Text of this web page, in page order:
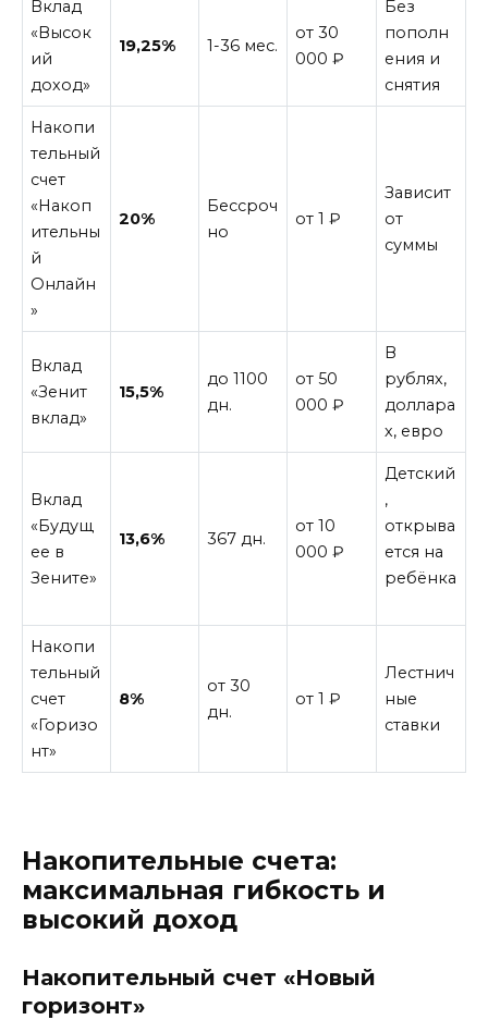
Вклад
«Высок
ий
доход»
19,25% 1-36 мес.
от 30
000 ₽
Без
пополн
ения и
снятия
Накопи
тельный
счет
«Накоп
ительны
й
Онлайн
»
20%
Бессроч
но
от 1 ₽
Зависит
от
суммы
Вклад
«Зенит
вклад»
15,5%
до 1100
дн.
от 50
000 ₽
В
рублях,
доллара
х, евро
Вклад
«Будущ
ее в
Зените»
13,6% 367 дн.
от 10
000 ₽
Детский
,
открыва
ется на
ребёнка
Накопи
тельный
счет
«Горизо
нт»
8%
от 30
дн.
от 1 ₽
Лестнич
ные
ставки
Накопительные счета:
максимальная гибкость и
высокий доход
Накопительный счет «Новый
горизонт»